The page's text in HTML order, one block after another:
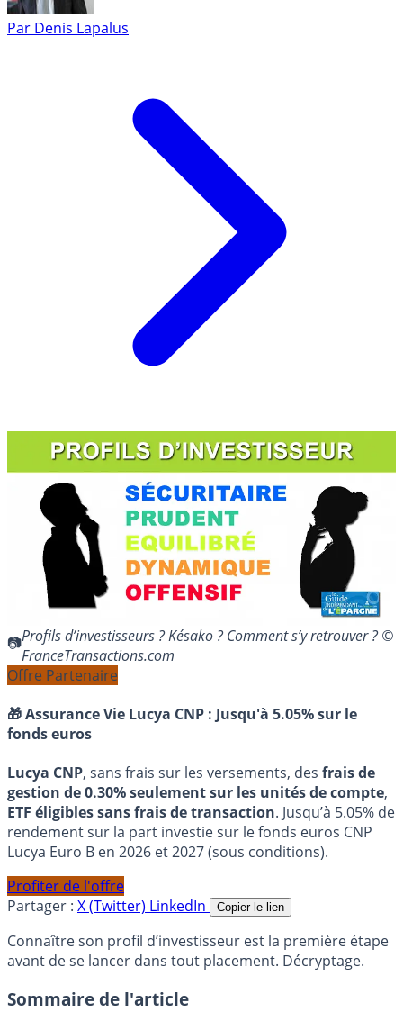
Par Denis Lapalus
Profils d’investisseurs ? Késako ? Comment s’y retrouver ? ©
FranceTransactions.com
Offre Partenaire
🎁 Assurance Vie Lucya CNP : Jusqu'à 5.05% sur le
fonds euros
Lucya CNP, sans frais sur les versements, des frais de
gestion de 0.30% seulement sur les unités de compte,
ETF éligibles sans frais de transaction. Jusqu’à 5.05% de
rendement sur la part investie sur le fonds euros CNP
Lucya Euro B en 2026 et 2027 (sous conditions).
Profiter de l'offre
Partager : X (Twitter) LinkedIn Copier le lien
Connaître son profil d’investisseur est la première étape
avant de se lancer dans tout placement. Décryptage.
Sommaire de l'article